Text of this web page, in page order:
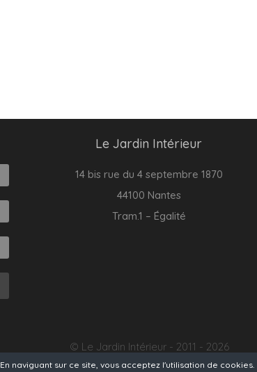
Le Jardin Intérieur
14 bis rue du 4 septembre 1870
44100 Nantes
Tram.1 – Égalité
© Le Jardin Intérieur - 2011 - 2026
En naviguant sur ce site, vous acceptez l'utilisation de cookies.